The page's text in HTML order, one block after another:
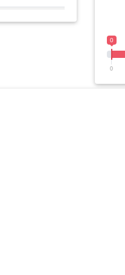
34.4 kg
0
0